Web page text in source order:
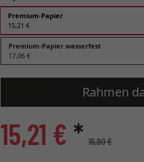
Premium-Papier
15,21 €
Premium-Papier wasserfest
17,06 €
Rahmen
15,21 € * 16,90 €